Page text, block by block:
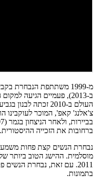
מ-1999 משתתפת הנבחרת
העולם ב-2010 זכתה
צ'אלנג' קאפ', המוכר לעוקבינו
ברחובות את הזכייה ההיסטורית.
נבחרת הנשים קצת פחות
בתמונות.